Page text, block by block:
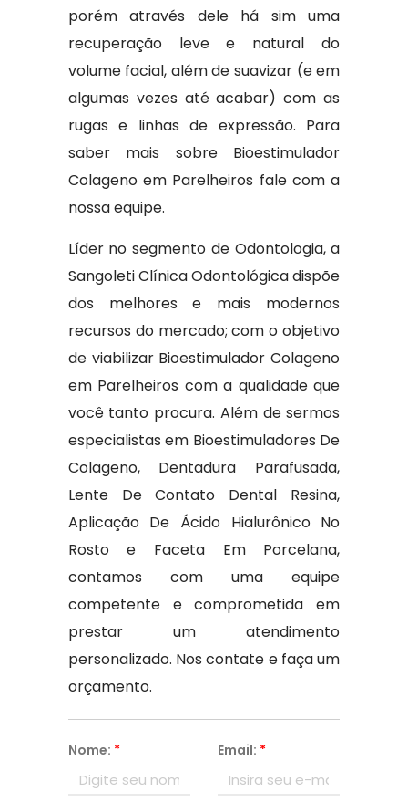
porém através dele há sim uma
recuperação leve e natural do
volume facial, além de suavizar (e em
algumas vezes até acabar) com as
rugas e linhas de expressão. Para
saber mais sobre Bioestimulador
Colageno em Parelheiros fale com a
nossa equipe.
Líder no segmento de Odontologia, a
Sangoleti Clínica Odontológica dispõe
dos melhores e mais modernos
recursos do mercado; com o objetivo
de viabilizar Bioestimulador Colageno
em Parelheiros com a qualidade que
você tanto procura. Além de sermos
especialistas em Bioestimuladores De
Colageno, Dentadura Parafusada,
Lente De Contato Dental Resina,
Aplicação De Ácido Hialurônico No
Rosto e Faceta Em Porcelana,
contamos com uma equipe
competente e comprometida em
prestar um atendimento
personalizado. Nos contate e faça um
orçamento.
Nome: * Email: *